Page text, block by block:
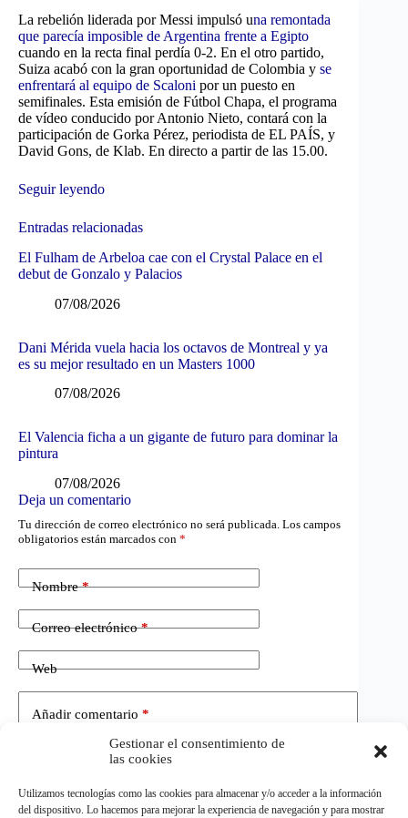
Gestionar el consentimiento de
las cookies
Utilizamos tecnologías como las cookies para almacenar y/o acceder a la información
del dispositivo. Lo hacemos para mejorar la experiencia de navegación y para mostrar
La rebelión liderada por Messi impulsó una remontada
que parecía imposible de Argentina frente a Egipto
cuando en la recta final perdía 0-2. En el otro partido,
Suiza acabó con la gran oportunidad de Colombia y se
enfrentará al equipo de Scaloni por un puesto en
semifinales. Esta emisión de Fútbol Chapa, el programa
de vídeo conducido por Antonio Nieto, contará con la
participación de Gorka Pérez, periodista de EL PAÍS, y
David Gons, de Klab. En directo a partir de las 15.00.
Seguir leyendo
Entradas relacionadas
El Fulham de Arbeloa cae con el Crystal Palace en el
debut de Gonzalo y Palacios
07/08/2026
Dani Mérida vuela hacia los octavos de Montreal y ya
es su mejor resultado en un Masters 1000
07/08/2026
El Valencia ficha a un gigante de futuro para dominar la
pintura
07/08/2026
Deja un comentario
Tu dirección de correo electrónico no será publicada. Los campos
obligatorios están marcados con *
Nombre*
Correo electrónico*
Web
Añadir comentario *